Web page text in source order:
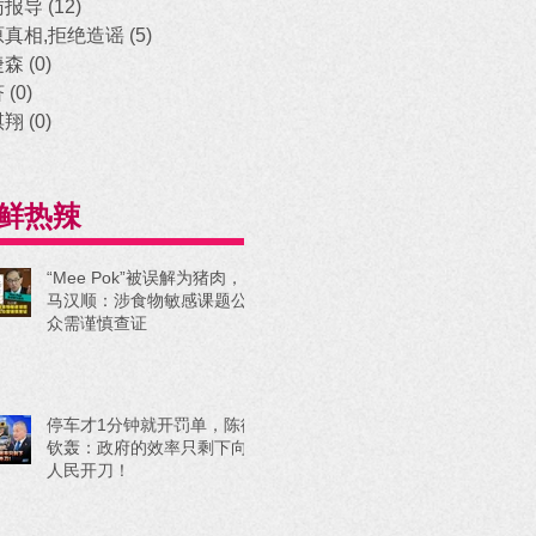
报导 (12)
真相,拒绝造谣 (5)
森 (0)
(0)
翔 (0)
热辣
“Mee Pok”被误解为猪肉，
马汉顺：涉食物敏感课题公
众需谨慎查证
停车才1分钟就开罚单，陈德
钦轰：政府的效率只剩下向
人民开刀！